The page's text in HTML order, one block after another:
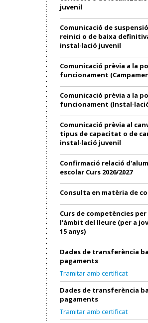
juvenil
Comunicació de
reinici o de baixa
instal·lació juvenil
Comunicació prèvia a la
funcionament
Comunicació prèvia a la
funcionament
Comunicació prèvia al
tipus de capacitat o de
instal·lació juvenil
Confirmació relació
escolar Curs 2026/2027
Consulta en matèria de
Curs de competències
l'àmbit del lleure (per a
15 anys)
Dades de transferència
pagaments
Tramitar amb certificat
Dades de transferència
pagaments
Tramitar amb certificat